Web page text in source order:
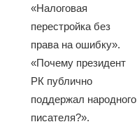
«Налоговая
перестройка без
права на ошибку».
«Почему президент
РК публично
поддержал народного
писателя?».